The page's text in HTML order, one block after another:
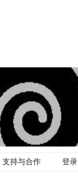
支持与合作 登录